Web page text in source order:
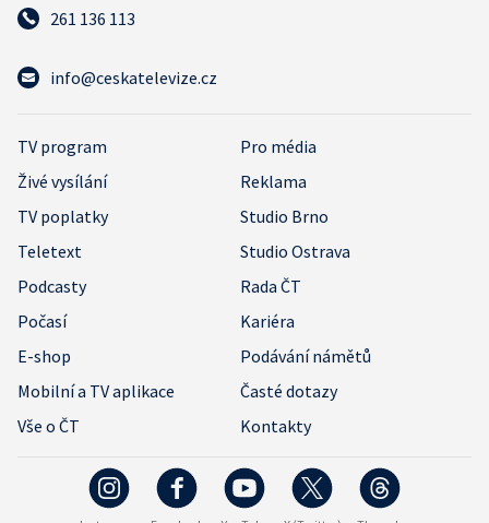
261 136 113
info@ceskatelevize.cz
TV program
Pro média
Živé vysílání
Reklama
TV poplatky
Studio Brno
Teletext
Studio Ostrava
Podcasty
Rada ČT
Počasí
Kariéra
E-shop
Podávání námětů
Mobilní a TV aplikace
Časté dotazy
Vše o ČT
Kontakty